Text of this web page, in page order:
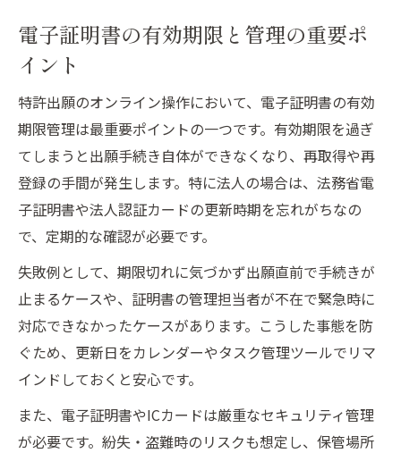
電子証明書の有効期限と管理の重要ポ
イント
特許出願のオンライン操作において、電子証明書の有効
期限管理は最重要ポイントの一つです。有効期限を過ぎ
てしまうと出願手続き自体ができなくなり、再取得や再
登録の手間が発生します。特に法人の場合は、法務省電
子証明書や法人認証カードの更新時期を忘れがちなの
で、定期的な確認が必要です。
失敗例として、期限切れに気づかず出願直前で手続きが
止まるケースや、証明書の管理担当者が不在で緊急時に
対応できなかったケースがあります。こうした事態を防
ぐため、更新日をカレンダーやタスク管理ツールでリマ
インドしておくと安心です。
また、電子証明書やICカードは厳重なセキュリティ管理
が必要です。紛失・盗難時のリスクも想定し、保管場所